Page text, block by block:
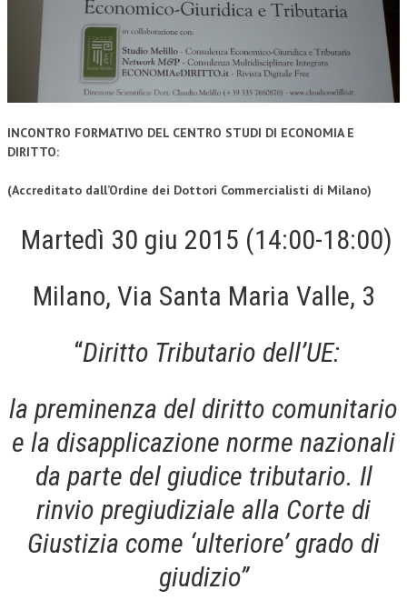
CORSI CE.S.E.D.
ARCHIVIO CORSI 2015
DIVENTA SOCIO
BROCHURE CE.S.E.D.
COMITATO SCIENTIFICO
REDAZIONE
PEER REVIEW
AUTORI
COLLABORA CON NOI
ECONOMIA
CORPORATE SOCIAL RESPONSIBILITY
ECONOMIA DELL’ARTE
INTERNAZIONALIZZAZIONE
INCONTRO FORMATIVO DEL CENTRO STUDI DI ECONOMIA E
DIRITTO:
(Accreditato dall’Ordine dei Dottori Commercialisti di Milano)
Martedì 30 giu 2015 (14:00-18:00)
Milano, Via Santa Maria Valle, 3
“Diritto Tributario dell’UE:
la preminenza del diritto comunitario
e la disapplicazione norme nazionali
da parte del giudice tributario. Il
rinvio pregiudiziale alla Corte di
Giustizia come ‘ulteriore’ grado di
giudizio”